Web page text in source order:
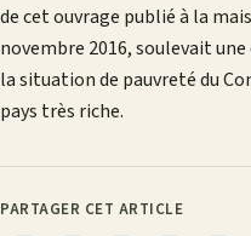
de cet ouvrage publié à la
novembre 2016, soulevait
la situation de pauvreté du
pays très riche.
PARTAGER CET ARTICLE